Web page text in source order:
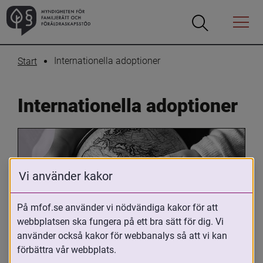
Öppna
Öppna
Menyn
Start Internationella adoptioner
Internationella adoptioner
Oavsett om du är adopterad,
adoptivförälder eller arbetar med
Vi använder kakor
På mfof.se använder vi nödvändiga kakor för att
webbplatsen ska fungera på ett bra sätt för dig. Vi
använder också kakor för webbanalys så att vi kan
förbättra vår webbplats.